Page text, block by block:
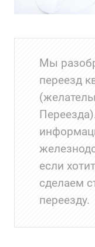
Мы
переезд
если
сделаем
переезду.